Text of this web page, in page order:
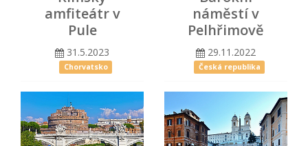
amfiteátr v
Pule
31.5.2023
Chorvatsko
náměstí v
Pelhřimově
29.11.2022
Česká republika